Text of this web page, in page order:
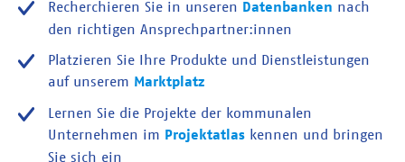
Recherchieren Sie in unseren Datenbanken nach
den richtigen Ansprechpartner:innen
Platzieren Sie Ihre Produkte und Dienstleistungen
auf unserem Marktplatz
Lernen Sie die Projekte der kommunalen
Unternehmen im Projektatlas kennen und bringen
Sie sich ein